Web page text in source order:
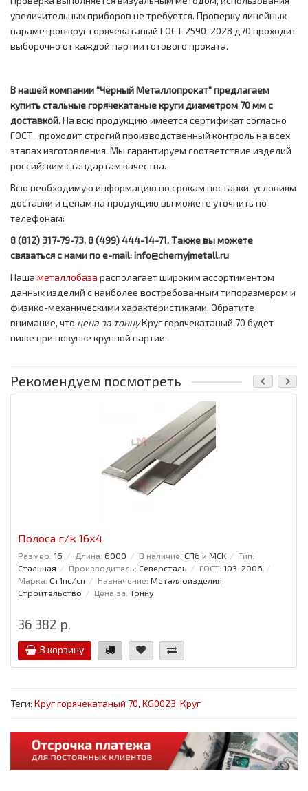
увеличительных приборов не требуется. Проверку линейных
параметров круг горячекатаный ГОСТ 2590-2028 д70 проходит
выборочно от каждой партии готового проката.
В нашей компании "Чёрный Металлопрокат" предлагаем
купить стальные горячекатаные круги диаметром 70 мм с
доставкой.На всю продукцию имеется сертификат согласно
ГОСТ , проходит строгий производственный контроль на всех
этапах изготовления. Мы гарантируем соответствие изделий
российским стандартам качества.
Всю необходимую информацию по срокам поставки, условиям
доставки и ценам на продукцию вы можете уточнить по
телефонам:
8 (812) 317-79-73, 8 (499) 444-14-71. Также вы можете
связаться с нами по e-mail: info@chernyjmetall.ru
Наша металлобаза располагает широким ассортиментом
данных изделий с наиболее востребованным типоразмером и
физико-механическими характеристиками. Обратите
внимание, что цена за тоннуКруг горячекатаный 70 будет
ниже при покупке крупной партии.
Рекомендуем посмотреть
Полоса г/к 16x4
Размер: 16 Длина: 6000 В наличие: СПб и МСК
Тип:
Стальная
Производитель: Северсталь ГОСТ: 103-2006
Марка: Ст1пс/сп Назначение: Металлоизделия,
Строительство
Цена за: Тонну
36 382 р.
В корзину
Теги: Круг горячекатаный 70, KG0023, Круг